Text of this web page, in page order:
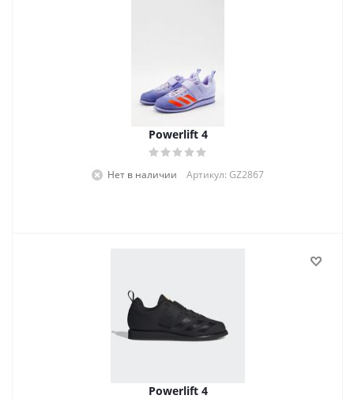
Powerlift 4
Нет в наличии Артикул: GZ2867
Powerlift 4